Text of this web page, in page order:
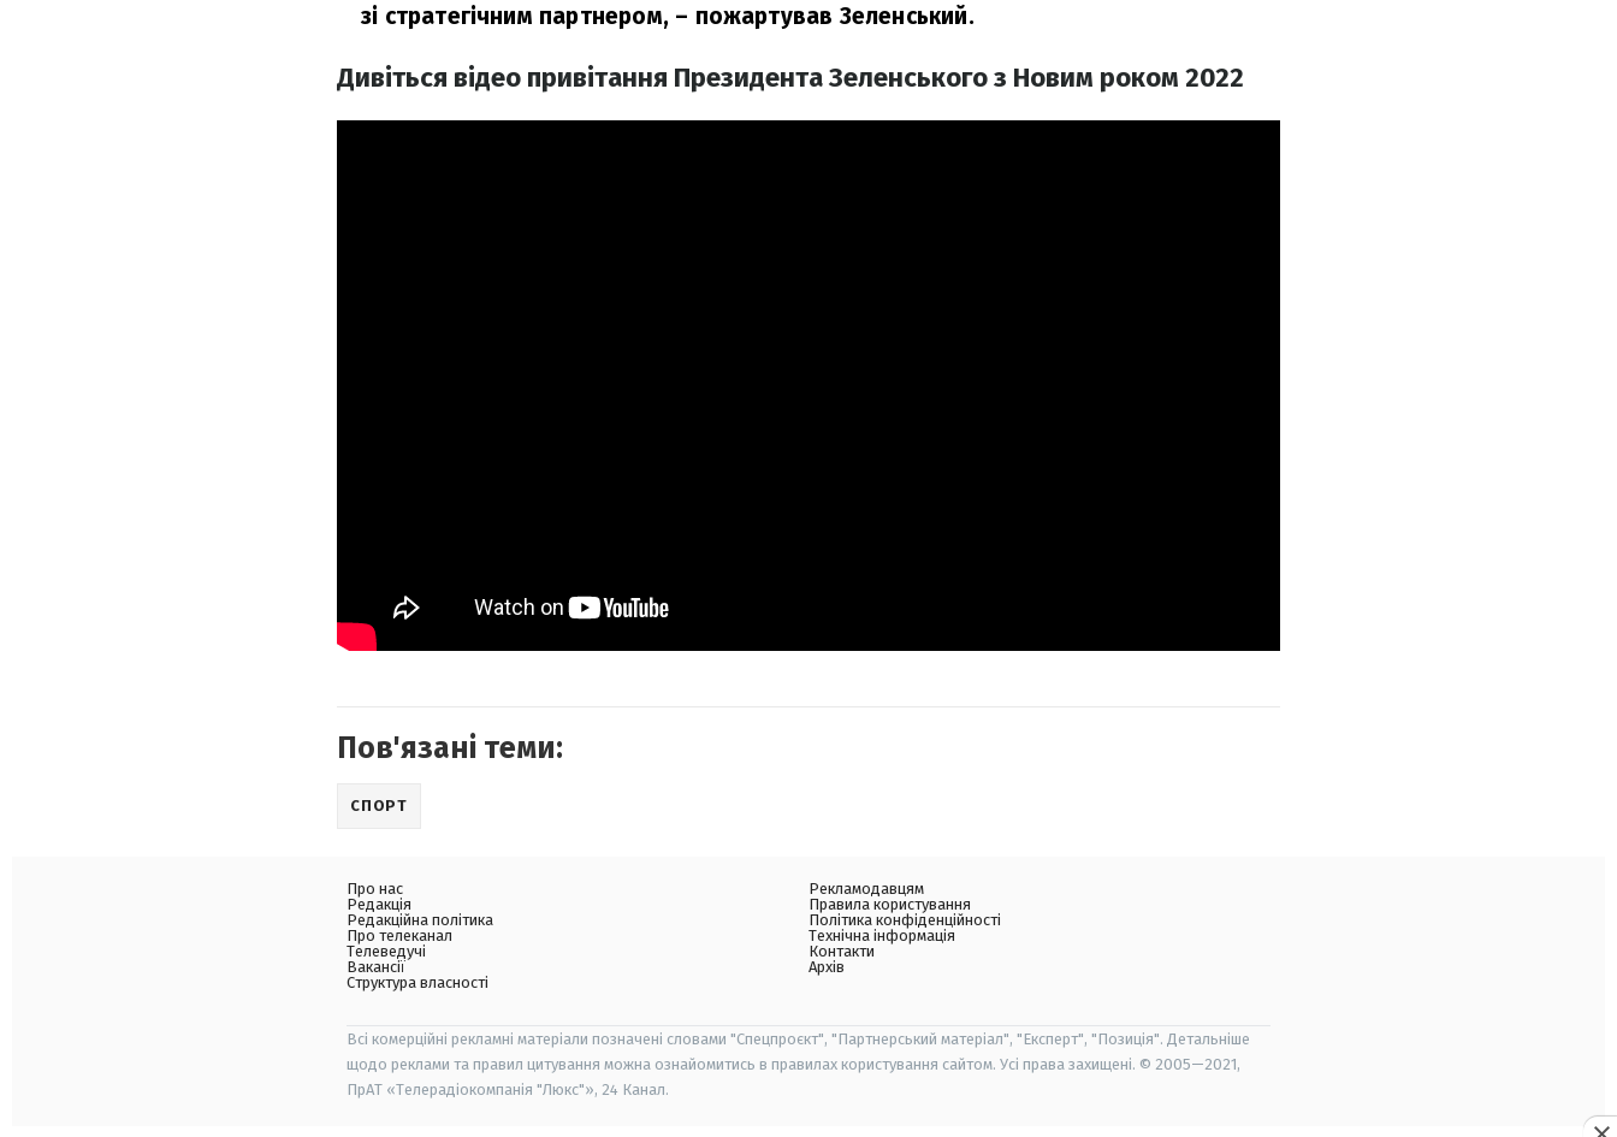
зі стратегічним партнером, – пожартував Зеленський.
Дивіться відео привітання Президента Зеленського з Новим роком 2022
Пов'язані теми:
СПОРТ
Про нас
Редакція
Редакційна політика
Про телеканал
Телеведучі
Вакансії
Структура власності
Рекламодавцям
Правила користування
Політика конфіденційності
Технічна інформація
Контакти
Архів
Всі комерційні рекламні матеріали позначені словами "Спецпроєкт", "Партнерський матеріал", "Експерт", "Позиція". Детальніше
щодо реклами та правил цитування можна ознайомитись в правилах користування сайтом. Усі права захищені. © 2005—2021,
ПрАТ «Телерадіокомпанія "Люкс"», 24 Канал.